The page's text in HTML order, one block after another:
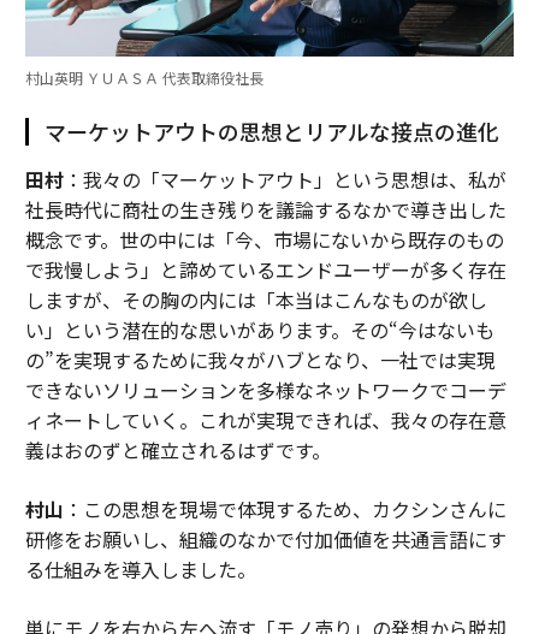
村山英明 ＹＵＡＳＡ 代表取締役社長
マーケットアウトの思想とリアルな接点の進化
田村：我々の「マーケットアウト」という思想は、私が
社長時代に商社の生き残りを議論するなかで導き出した
概念です。世の中には「今、市場にないから既存のもの
で我慢しよう」と諦めているエンドユーザーが多く存在
しますが、その胸の内には「本当はこんなものが欲し
い」という潜在的な思いがあります。その“今はないも
の”を実現するために我々がハブとなり、一社では実現
できないソリューションを多様なネットワークでコーデ
ィネートしていく。これが実現できれば、我々の存在意
義はおのずと確立されるはずです。
村山 ：この思想を現場で体現するため、カクシンさんに
研修をお願いし、組織のなかで付加価値を共通言語にす
る仕組みを導入しました。